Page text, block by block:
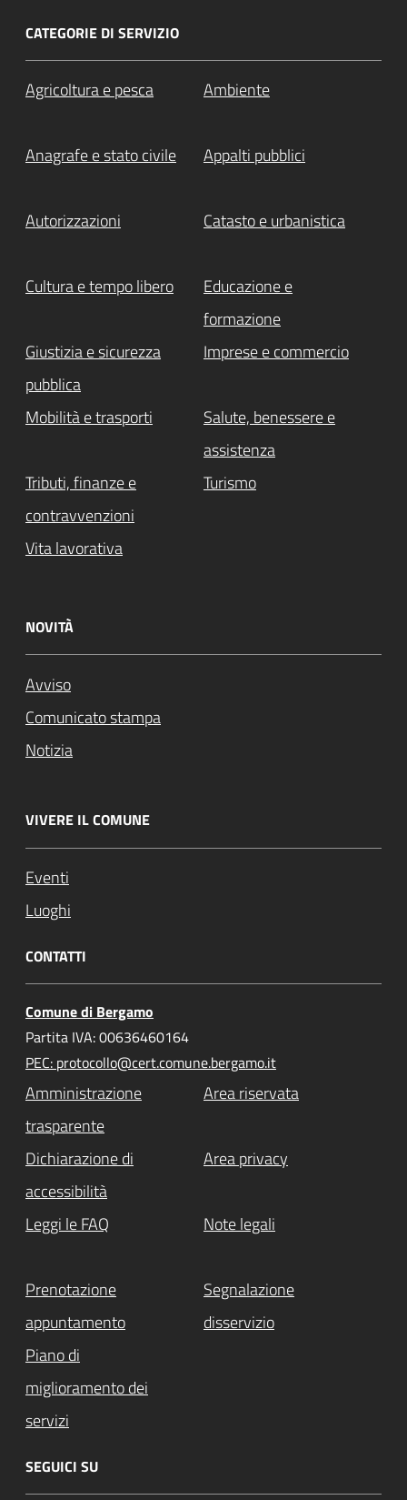
CATEGORIE DI SERVIZIO
Agricoltura e pesca Ambiente
Anagrafe e stato civile Appalti pubblici
Autorizzazioni Catasto e urbanistica
Cultura e tempo libero
Educazione e
formazione
Giustizia e sicurezza
pubblica
Imprese e commercio
Mobilità e trasporti
Salute, benessere e
assistenza
Tributi, finanze e
contravvenzioni
Turismo
Vita lavorativa
NOVITÀ
Avviso
Comunicato stampa
Notizia
VIVERE IL COMUNE
Eventi
Luoghi
CONTATTI
Comune di Bergamo
Partita IVA: 00636460164
PEC: protocollo@cert.comune.bergamo.it
Amministrazione
trasparente
Area riservata
Dichiarazione di
accessibilità
Area privacy
Leggi le FAQ Note legali
Prenotazione
appuntamento
Segnalazione
disservizio
Piano di
miglioramento dei
servizi
SEGUICI SU